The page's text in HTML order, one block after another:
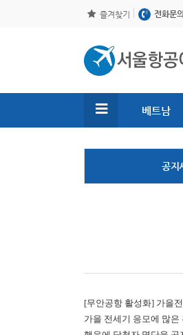
즐겨찾기 전화문
베트남
공지
[무안공항 활성화] 가을
가을 전세기 응모에 많